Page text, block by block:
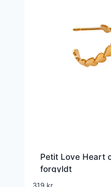
Petit Love Heart
forgyldt